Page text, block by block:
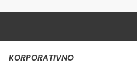
KORPORATIVNO